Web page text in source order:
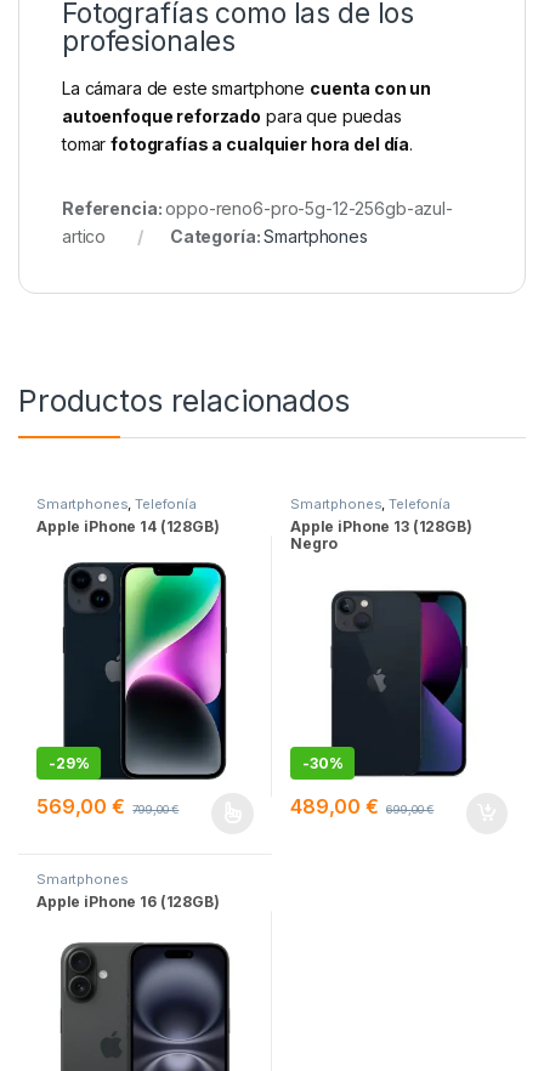
Fotografías como las de los
profesionales
La cámara de este smartphone cuenta con un
autoenfoque reforzado para que puedas
tomarfotografías a cualquier hora del día.
Referencia:oppo-reno6-pro-5g-12-256gb-azul-
artico
Categoría:Smartphones
Productos relacionados
Smartphones,Telefonía
Apple iPhone 14 (128GB)
-29%
569,00€ 799,00€
Smartphones,Telefonía
Apple iPhone 13 (128GB)
Negro
-30%
489,00€ 699,00€
Smartphones
Apple iPhone 16 (128GB)